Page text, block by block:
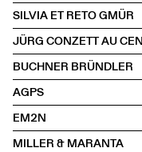
SILVIA ET RETO GMÜR
JÜRG CONZETT AU
BUCHNER BRÜNDLER
AGPS
EM2N
MILLER & MARANTA